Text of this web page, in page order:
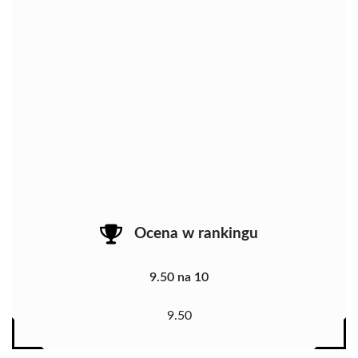
Ocena w rankingu
9.50 na 10
9.50